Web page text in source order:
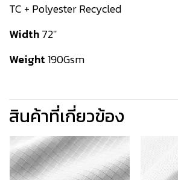
TC + Polyester Recycled
Width72''
Weight190Gsm
สินค้าที่เกี่ยวข้อง